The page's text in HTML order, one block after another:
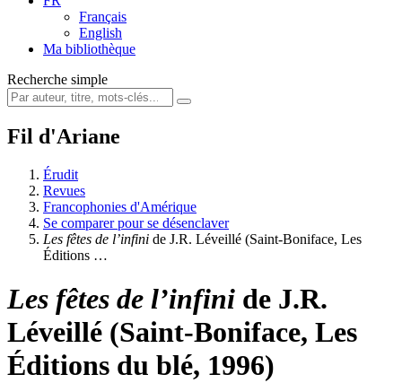
Français
English
Ma bibliothèque
Recherche simple
Fil d'Ariane
Érudit
Revues
Francophonies d'Amérique
Se comparer pour se désenclaver
Les fêtes de l’infini de J.R. Léveillé (Saint-Boniface, Les
Éditions …
Les fêtes de l’infini de J.R.
Léveillé (Saint-Boniface, Les
Éditions du blé, 1996)